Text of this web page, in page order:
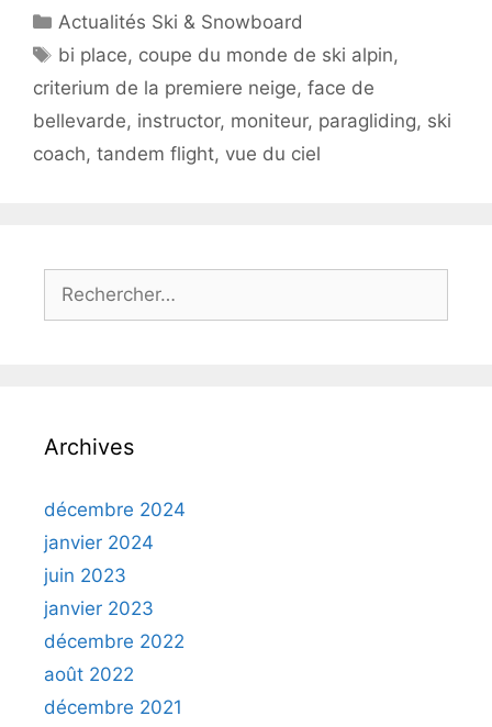
Catégories
Actualités Ski & Snowboard
Étiquettes
bi place, coupe du monde de ski alpin,
criterium de la premiere neige, face de
bellevarde, instructor, moniteur, paragliding, ski
coach, tandem flight, vue du ciel
Archives
décembre 2024
janvier 2024
juin 2023
janvier 2023
décembre 2022
août 2022
décembre 2021